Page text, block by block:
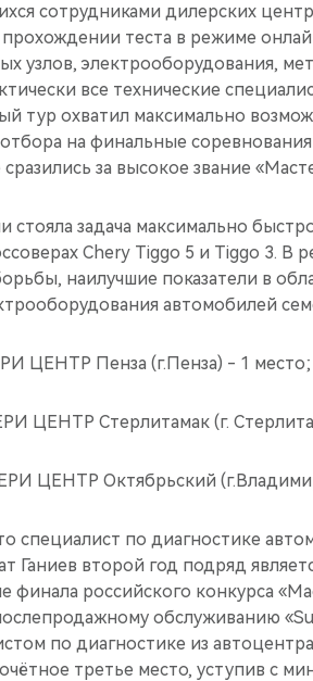
сотрудниками дилерских
теста в режиме
узлов, электрооборудования,
все технические
тур охватил максимально
отбора на финальные
за высокое звание
стояла задача максимально
Chery Tiggo 5 и Tiggo 3. В
наилучшие показатели в
автомобилей
ЦЕНТР Пенза (г.Пенза) - 1 место;
ЦЕНТР Стерлитамак (г.
ЦЕНТР Октябрьский
специалист по диагностике
Ганиев второй год подряд
финала российского конкурса
обслуживанию
по диагностике из
третье место, уступив с